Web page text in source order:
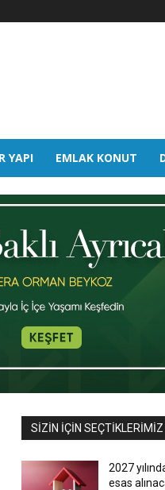
YAPI EMLAK KONUT
SIZIN İÇIN SEÇTIKLERIMIZ
2027
esas